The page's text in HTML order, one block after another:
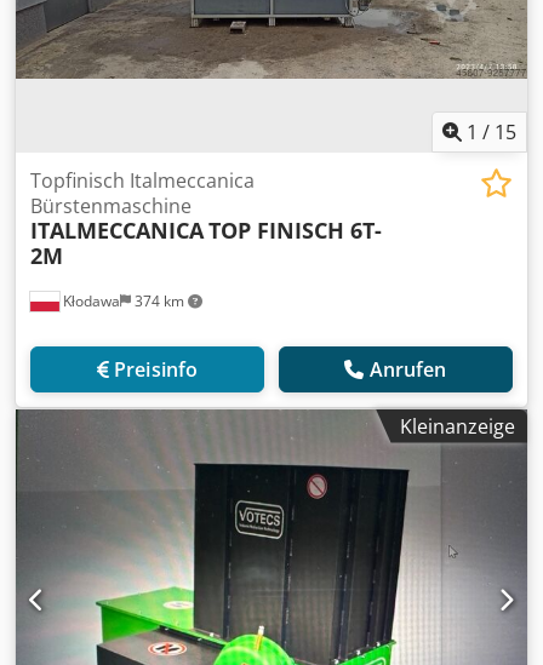
1 / 15
Kłodawa 374 km
Topfinisch Italmeccanica
Bürstenmaschine
ITALMECCANICATOP FINISCH 6T-
2M
Preisinfo Anrufen
Kleinanzeige